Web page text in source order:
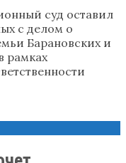
суд оставил
с делом о
Барановских и
рамках